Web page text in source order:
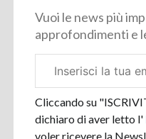
Vuoi le news più
approfondimenti e
aziendale
Cliccando su
dichiaro di aver letto l'
voler ricevere la